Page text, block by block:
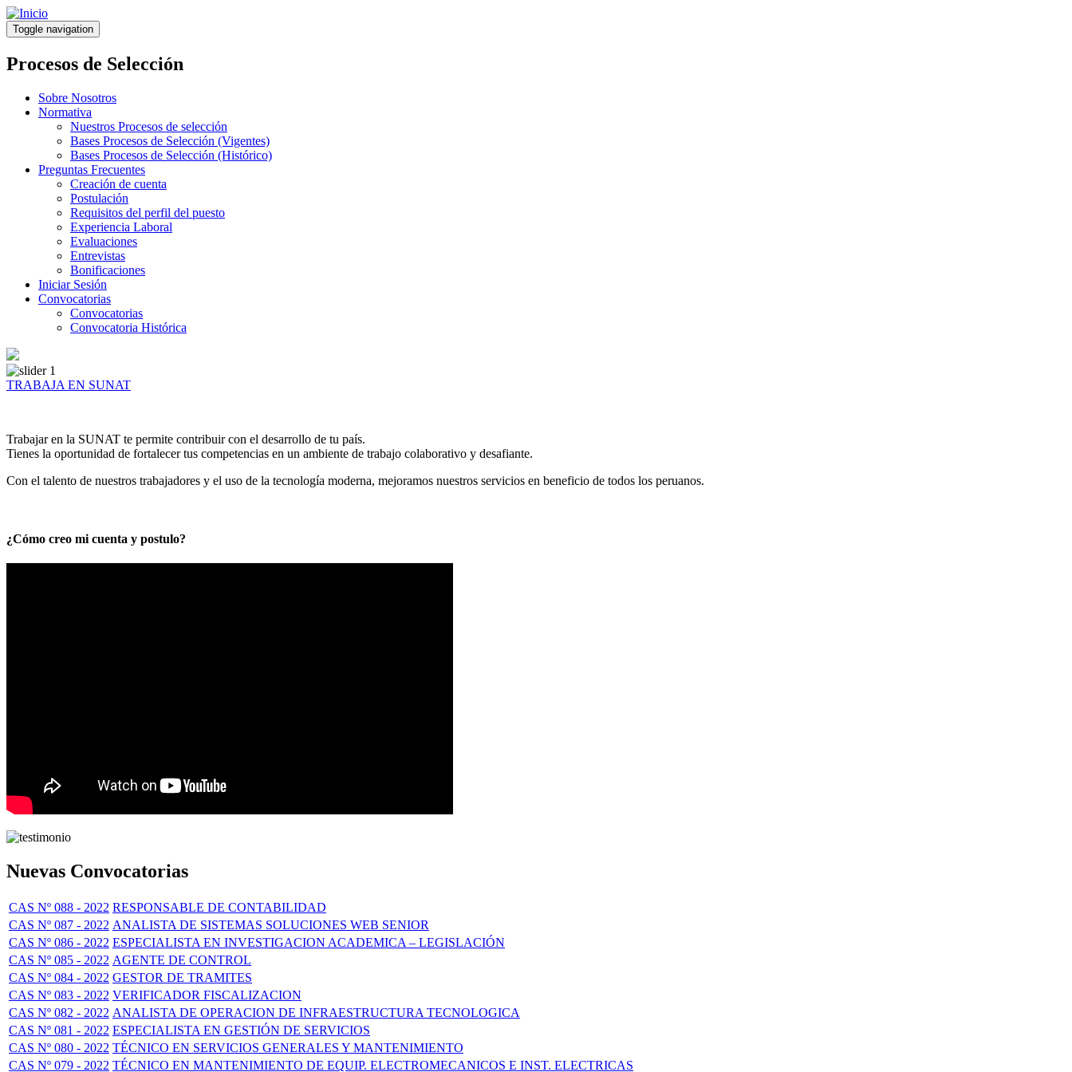
Pasar
al
contenido
principal
Toggle navigation
Procesos de Selección
Sobre Nosotros
Normativa
Nuestros Procesos de selección
Bases Procesos de Selección (Vigentes)
Bases Procesos de Selección (Histórico)
Preguntas Frecuentes
Creación de cuenta
Postulación
Requisitos del perfil del puesto
Experiencia Laboral
Evaluaciones
Entrevistas
Bonificaciones
Iniciar Sesión
Convocatorias
Convocatorias
Convocatoria Histórica
TRABAJA EN SUNAT
Trabajar en la SUNAT te permite contribuir con el desarrollo de tu país.
Tienes la oportunidad de fortalecer tus competencias en un ambiente de trabajo colaborativo y desafiante.
Con el talento de nuestros trabajadores y el uso de la tecnología moderna, mejoramos nuestros servicios en beneficio de todos los peruanos.
¿Cómo creo mi cuenta y postulo?
Nuevas Convocatorias
CAS Nº 088 - 2022 RESPONSABLE DE CONTABILIDAD
CAS Nº 087 - 2022 ANALISTA DE SISTEMAS SOLUCIONES WEB SENIOR
CAS Nº 086 - 2022 ESPECIALISTA EN INVESTIGACION ACADEMICA – LEGISLACIÓN
CAS Nº 085 - 2022 AGENTE DE CONTROL
CAS Nº 084 - 2022 GESTOR DE TRAMITES
CAS Nº 083 - 2022 VERIFICADOR FISCALIZACION
CAS Nº 082 - 2022 ANALISTA DE OPERACION DE INFRAESTRUCTURA TECNOLOGICA
CAS Nº 081 - 2022 ESPECIALISTA EN GESTIÓN DE SERVICIOS
CAS Nº 080 - 2022 TÉCNICO EN SERVICIOS GENERALES Y MANTENIMIENTO
CAS Nº 079 - 2022 TÉCNICO EN MANTENIMIENTO DE EQUIP. ELECTROMECANICOS E INST. ELECTRICAS